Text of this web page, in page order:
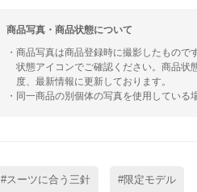
商品写真・商品状態について
・商品写真は商品登録時に撮影したもので
状態アイコンでご確認ください。商品状
度、最新情報に更新しております。
・同一商品の別個体の写真を使用している
#スーツに合う三針 #限定モデル